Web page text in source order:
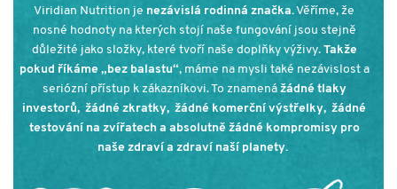
Viridian Nutrition je nezávislá rodinná značka.Věříme, že
nosné hodnoty na kterých stojí naše fungování jsou stejně
důležité jako složky, které tvoří naše doplňky výživy. Takže
pokud říkáme „bez balastu“, máme na mysli také nezávislost a
seriózní přístup k zákazníkovi. To znamená žádné tlaky
investorů, žádné zkratky, žádné komerční výstřelky, žádné
testování na zvířatech a absolutně žádné kompromisy pro
naše zdraví a zdraví naší planety.